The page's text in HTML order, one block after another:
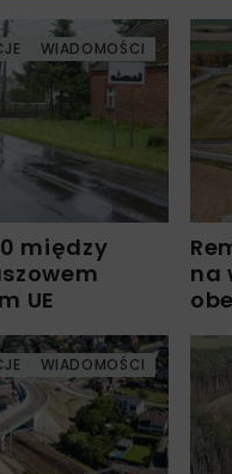
WIADOMOŚCI
między
UE
na
WIADOMOŚCI